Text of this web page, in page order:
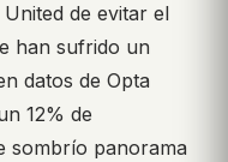
de evitar el
han sufrido un
datos de Opta
12% de
sombrío panorama